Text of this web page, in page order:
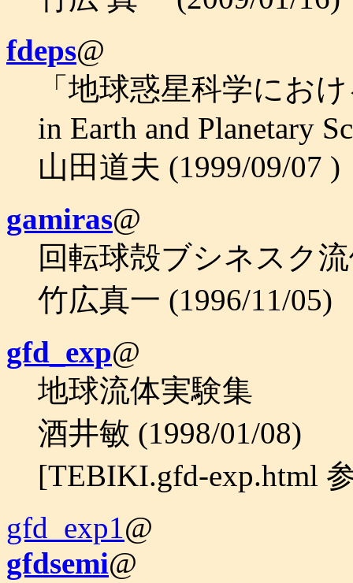
fdeps@
「地球惑星科学にお
in Earth and Planetary
山田道夫 (1999/09/07 )
gamiras@
回転球殻ブシネスク
竹広真一 (1996/11/05)
gfd_exp@
地球流体実験集
酒井敏 (1998/01/08)
[TEBIKI.gfd-exp.html
gfd_exp1@
gfdsemi@